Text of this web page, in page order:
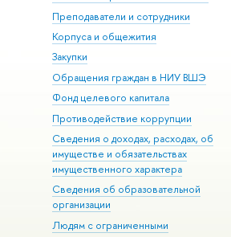
Преподаватели и сотрудники
Корпуса и общежития
Закупки
Обращения граждан в НИУ ВШЭ
Фонд целевого капитала
Противодействие коррупции
Сведения о доходах, расходах, об
имуществе и обязательствах
имущественного характера
Сведения об образовательной
организации
Людям с ограниченными